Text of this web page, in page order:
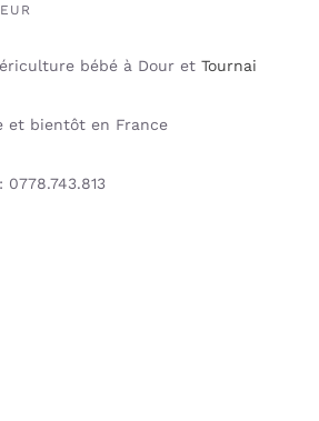
bébé à Dour et Tournai
et bientôt en France
0778.743.813